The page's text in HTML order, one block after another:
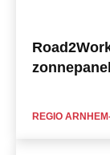
REGIO